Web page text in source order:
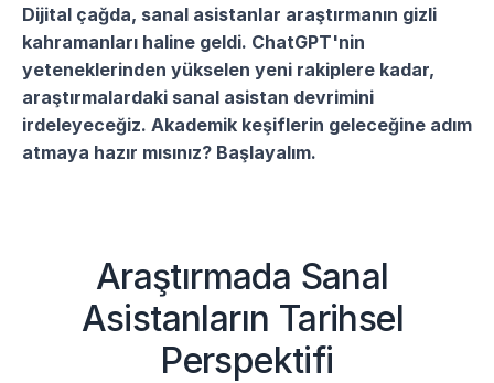
Dijital çağda, sanal asistanlar araştırmanın gizli
kahramanları haline geldi. ChatGPT'nin
yeteneklerinden yükselen yeni rakiplere kadar,
araştırmalardaki sanal asistan devrimini
irdeleyeceğiz. Akademik keşiflerin geleceğine adım
atmaya hazır mısınız? Başlayalım.
Araştırmada Sanal
Asistanların Tarihsel
Perspektifi